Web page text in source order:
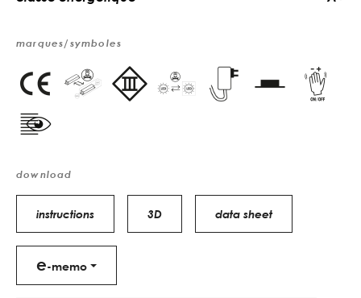
marques/symboles
download
instructions 3D data sheet
e-memo